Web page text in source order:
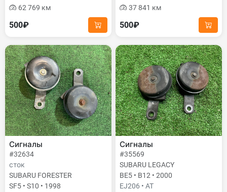
62 769 км
500₽
37 841 км
500₽
Сигналы
#32634
сток
SUBARU FORESTER
SF5 • S10 • 1998
Сигналы
#35569
SUBARU LEGACY
BE5 • B12 • 2000
EJ206 • AT